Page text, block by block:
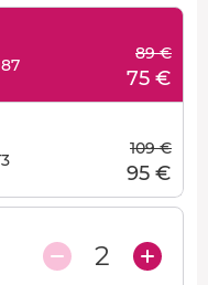
89 €
75 €
109 €
95 €
2